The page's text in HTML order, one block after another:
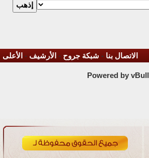
الاتصال بنا - شبكة جروح - الأرشيف - الأعلى
Powered by